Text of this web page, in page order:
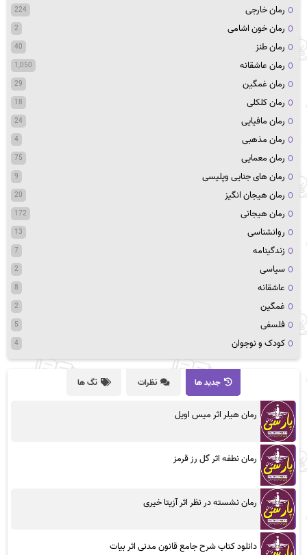
رمان خارجی 224
رمان خون اشامی 2
رمان طنز 40
رمان عاشقانه 1,050
رمان غمگین 29
رمان کلکلی 18
رمان مافیایی 24
رمان مذهبی 4
رمان معمایی 75
رمان های جنایی وپلیسی 9
رمان هیجان انگیز 20
رمان هیجانی 172
روانشناسی 13
زندگینامه 7
سیاسی 2
عاشقانه 8
غمگین 2
فلسفی 5
کودک و نوجوان 4
جدید ها نظرات تگ ها
رمان هیلر اثر میس اویل
رمان نطفه اثر گل رز قرمز
رمان نشسته در نظر اثر آزیتا خیری
دانلود کتاب شرح جامع قانون مدنی اثر بیات